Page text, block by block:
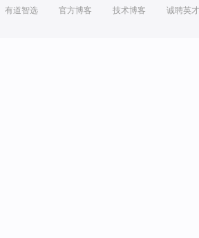
有道智选 官方博客 技术博客 诚聘英才